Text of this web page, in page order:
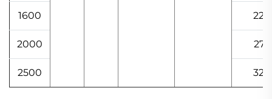
1600
2000
2500